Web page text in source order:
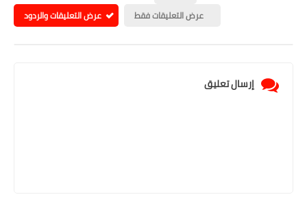
عرض التعليقات فقط
عرض التعليقات والردود
إرسال تعليق